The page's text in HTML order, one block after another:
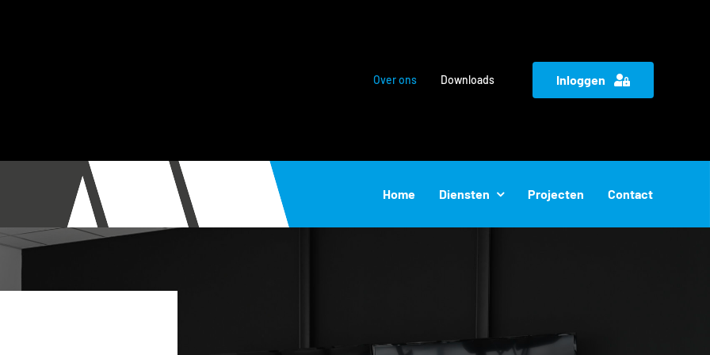
Over ons Downloads Inloggen
Home Diensten Projecten Contact